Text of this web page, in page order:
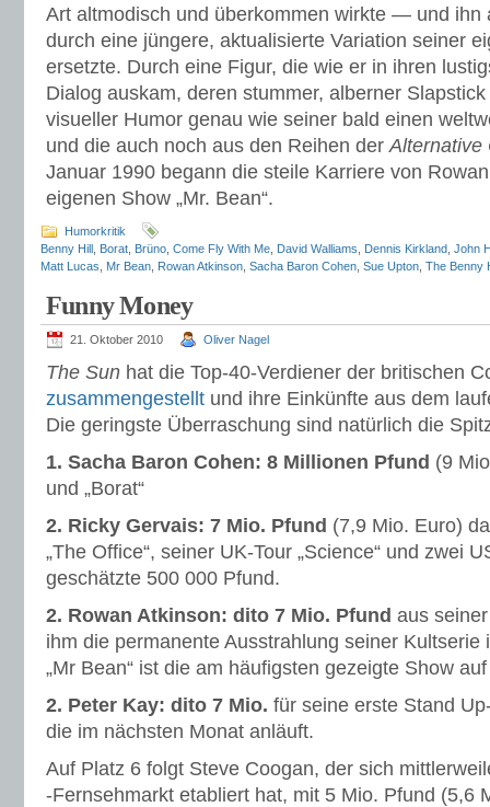
Art altmodisch und überkommen wirkte — und ihn
durch eine jüngere, aktualisierte Variation seiner
ersetzte. Durch eine Figur, die wie er in ihren
Dialog auskam, deren stummer, alberner
visueller Humor genau wie seiner bald einen
und die auch noch aus den Reihen derAlternative
Januar 1990 begann die steile Karriere von
eigenen Show „Mr. Bean“.
Humorkritik
Benny Hill Borat Brüno Come Fly With Me David Walliams Dennis Kirkland John
Matt Lucas
Mr Bean Rowan Atkinson Sacha Baron Cohen Sue Upton The Benny
Funny Money
21. Oktober 2010 Oliver Nagel
The Sun hat die Top-40-Verdiener der britischen
zusammengestellt und ihre Einkünfte aus dem
Die geringste Überraschung sind natürlich die
1. Sacha Baron Cohen: 8 Millionen Pfund (9
und „Borat“
2. Ricky Gervais: 7 Mio. Pfund (7,9 Mio. Euro)
„The Office“, seiner UK-Tour „Science“ und zwei
geschätzte 500 000 Pfund.
2. Rowan Atkinson: dito 7 Mio. Pfund aus
ihm die permanente Ausstrahlung seiner Kultserie
„Mr Bean“ ist die am häufigsten gezeigte Show
2. Peter Kay: dito 7 Mio. für seine erste Stand
die im nächsten Monat anläuft.
Auf Platz 6 folgt Steve Coogan, der sich
-Fernsehmarkt etabliert hat, mit 5 Mio. Pfund (5,6